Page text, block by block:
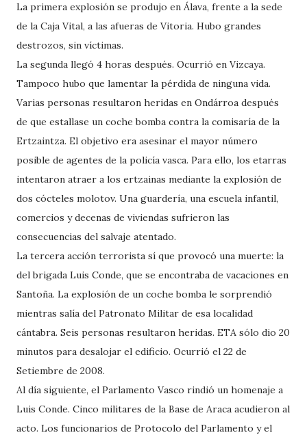
La primera explosión se produjo en Álava, frente a la sede
de la Caja Vital, a las afueras de Vitoria. Hubo grandes
destrozos, sin víctimas.
La segunda llegó 4 horas después. Ocurrió en Vizcaya.
Tampoco hubo que lamentar la pérdida de ninguna vida.
Varias personas resultaron heridas en Ondárroa después
de que estallase un coche bomba contra la comisaría de la
Ertzaintza. El objetivo era asesinar el mayor número
posible de agentes de la policía vasca. Para ello, los etarras
intentaron atraer a los ertzainas mediante la explosión de
dos cócteles molotov. Una guardería, una escuela infantil,
comercios y decenas de viviendas sufrieron las
consecuencias del salvaje atentado.
La tercera acción terrorista sí que provocó una muerte: la
del brigada Luis Conde, que se encontraba de vacaciones en
Santoña. La explosión de un coche bomba le sorprendió
mientras salía del Patronato Militar de esa localidad
cántabra. Seis personas resultaron heridas. ETA sólo dio 20
minutos para desalojar el edificio. Ocurrió el 22 de
Setiembre de 2008.
Al día siguiente, el Parlamento Vasco rindió un homenaje a
Luis Conde. Cinco militares de la Base de Araca acudieron al
acto. Los funcionarios de Protocolo del Parlamento y el